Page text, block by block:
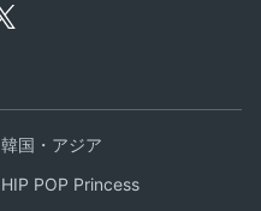
韓国・アジア
HIP POP Princess